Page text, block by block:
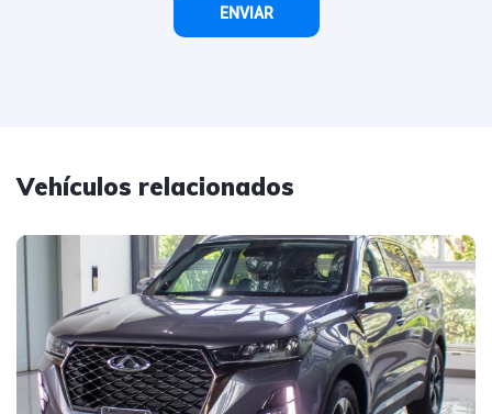
Vehículos relacionados